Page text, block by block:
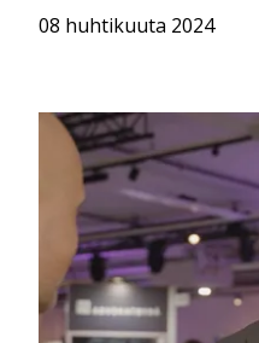
08 huhtikuuta 2024